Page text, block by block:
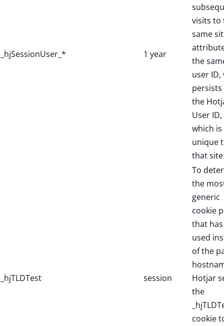
_hjSessionUser_* 1 year
visits to
same
the
user ID,
persists
the
User ID,
which is
unique
that
_hjTLDTest session
To
the
generic
cookie
that
used
of the
Hotjar
the
cookie